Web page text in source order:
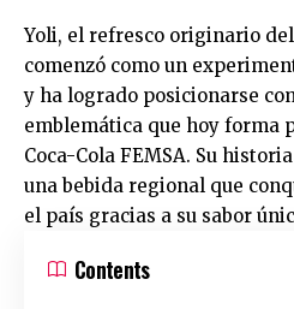
Yoli, el refresco originario
comenzó como un
y ha logrado posicionarse
emblemática que hoy forma
Coca-Cola FEMSA. Su
una bebida regional que
el país gracias a su sabor
Contents